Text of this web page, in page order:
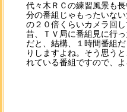
代々木ＲＣの練習風景も
分の番組じゃもったいな
の２０倍くらいカメラ回
昔、ＴＶ局に番組見に行
だと、結構、１時間番組
りしますよね。そう思う
れている番組ですので、